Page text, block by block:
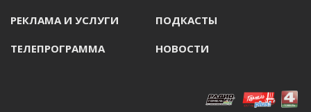
РЕКЛАМА И УСЛУГИ ПОДКАСТЫ
ТЕЛЕПРОГРАММА НОВОСТИ